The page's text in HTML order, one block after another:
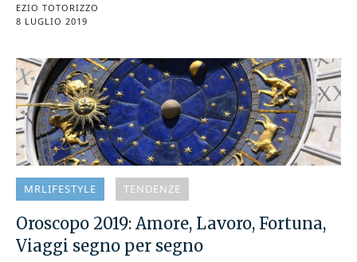
EZIO TOTORIZZO
8 LUGLIO 2019
MRLIFESTYLE TENDENZE
Oroscopo 2019: Amore, Lavoro, Fortuna,
Viaggi segno per segno